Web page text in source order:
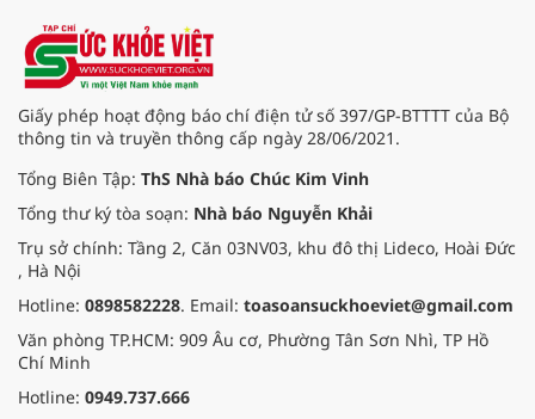
Giấy phép hoạt động báo chí điện tử số 397/GP-BTTTT của Bộ
thông tin và truyền thông cấp ngày 28/06/2021.
Tổng Biên Tập: ThS Nhà báo Chúc Kim Vinh
Tổng thư ký tòa soạn: Nhà báo Nguyễn Khải
Trụ sở chính: Tầng 2, Căn 03NV03, khu đô thị Lideco, Hoài Đức
, Hà Nội
Hotline: 0898582228. Email: toasoansuckhoeviet@gmail.com
Văn phòng TP.HCM: 909 Âu cơ, Phường Tân Sơn Nhì, TP Hồ
Chí Minh
Hotline: 0949.737.666